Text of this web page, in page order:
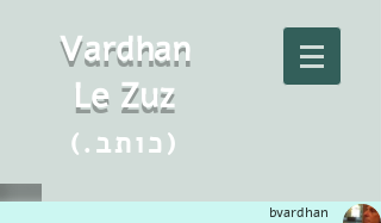
Vardhan
Le Zuz
(.כותב)
bvardhan